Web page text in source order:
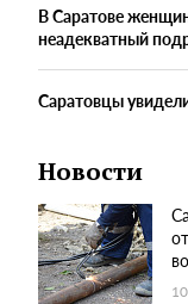
В Саратове
неадекватный
Саратовцы
Новости